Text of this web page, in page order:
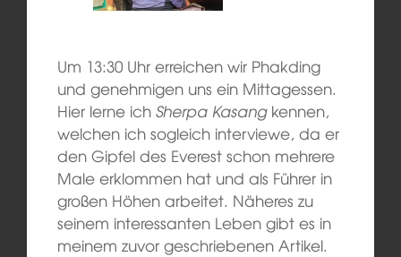
Um 13:30 Uhr erreichen wir Phakding
und genehmigen uns ein Mittagessen.
Hier lerne ich Sherpa Kasangkennen,
welchen ich sogleich interviewe, da er
den Gipfel des Everest schon mehrere
Male erklommen hat und als Führer in
großen Höhen arbeitet. Näheres zu
seinem interessanten Leben gibt es in
meinem zuvor geschriebenen Artikel.